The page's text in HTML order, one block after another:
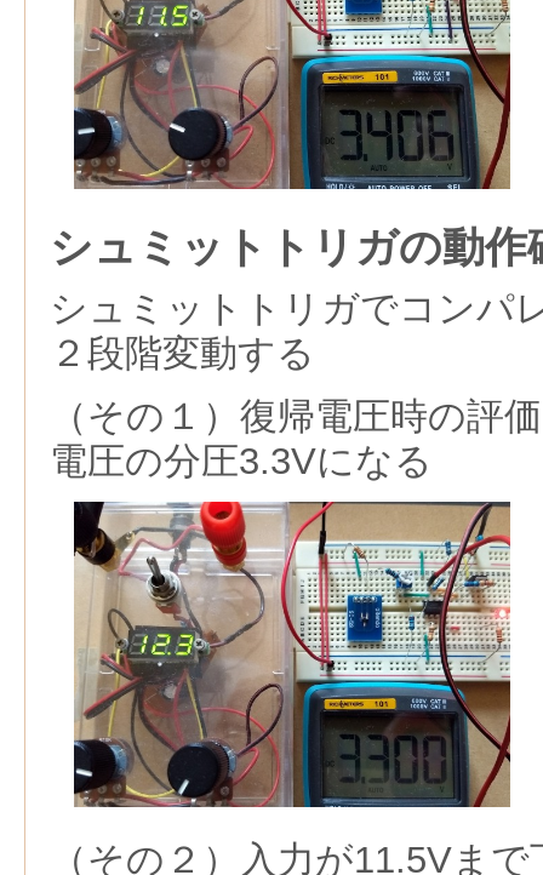
シュミットトリガの動作
シュミットトリガでコンパ
２段階変動する
（その１）復帰電圧時の評
電圧の分圧3.3Vになる
（その２）入力が11.5Vま